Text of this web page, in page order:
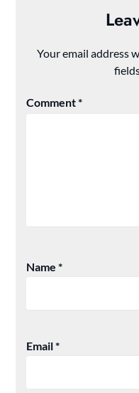
Your email address
Comment*
Name*
Email*